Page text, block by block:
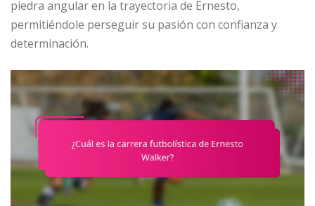
piedra angular en la trayectoria de Ernesto,
permitiéndole perseguir su pasión con confianza y
determinación.